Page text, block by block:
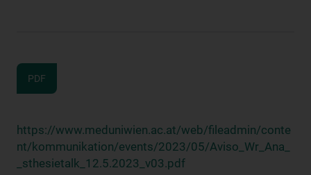
PDF
https://www.meduniwien.ac.at/web/fileadmin/conte
nt/kommunikation/events/2023/05/Aviso_Wr_Ana_
_sthesietalk_12.5.2023_v03.pdf